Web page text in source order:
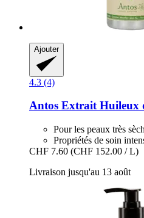
Ajouter
4.3 (4)
Antos Extrait Huileux
Pour les peaux très
Propriétés de soin
CHF 7.60 (CHF 152.00 / L)
Livraison jusqu'au 13 août